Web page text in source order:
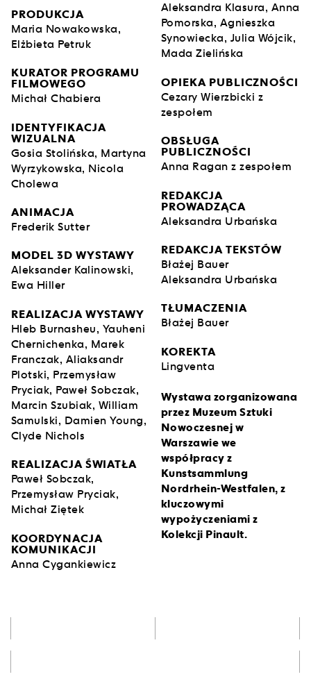
PRODUKCJA
Maria Nowakowska,
Elżbieta Petruk
KURATOR PROGRAMU
FILMOWEGO
Michał Chabiera
IDENTYFIKACJA
WIZUALNA
Gosia Stolińska, Martyna
Wyrzykowska, Nicola
Cholewa
ANIMACJA
Frederik Sutter
MODEL 3D WYSTAWY
Aleksander Kalinowski,
Ewa Hiller
REALIZACJA WYSTAWY
Hleb Burnasheu, Yauheni
Chernichenka, Marek
Franczak, Aliaksandr
Plotski, Przemysław
Pryciak, Paweł Sobczak,
Marcin Szubiak, William
Samulski, Damien Young,
Clyde Nichols
REALIZACJA ŚWIATŁA
Paweł Sobczak,
Przemysław Pryciak,
Michał Ziętek
KOORDYNACJA
KOMUNIKACJI
Anna Cygankiewicz
Aleksandra Klasura, Anna
Pomorska, Agnieszka
Synowiecka, Julia Wójcik,
Mada Zielińska
OPIEKA PUBLICZNOŚCI
Cezary Wierzbicki z
zespołem
OBSŁUGA
PUBLICZNOŚCI
Anna Ragan z zespołem
REDAKCJA
PROWADZĄCA
Aleksandra Urbańska
REDAKCJA TEKSTÓW
Błażej Bauer
Aleksandra Urbańska
TŁUMACZENIA
Błażej Bauer
KOREKTA
Lingventa
Wystawa zorganizowana
przez Muzeum Sztuki
Nowoczesnej w
Warszawie we
współpracy z
Kunstsammlung
Nordrhein-Westfalen, z
kluczowymi
wypożyczeniami z
Kolekcji Pinault.